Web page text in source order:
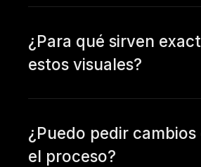
¿Para qué sirven
estos visuales?
¿Puedo pedir
el proceso?